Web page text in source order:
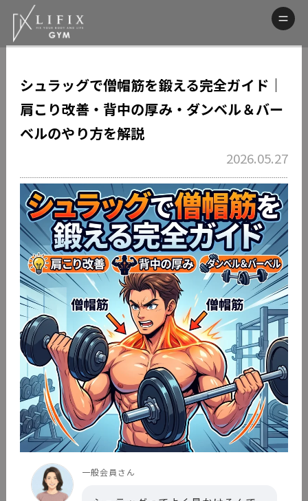
シュラッグで僧帽筋を鍛える完全ガイド｜
肩こり改善・背中の厚み・ダンベル＆バー
ベルのやり方を解説
2026.05.27
一般会員さん